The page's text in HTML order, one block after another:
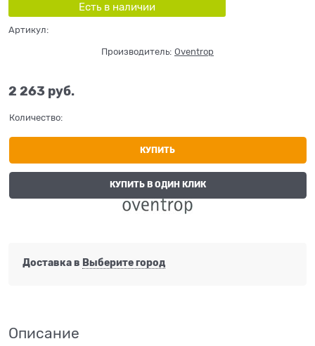
Есть в наличии
Артикул:
Производитель: Oventrop
2 263 руб.
Количество:
КУПИТЬ
КУПИТЬ В ОДИН КЛИК
Доставка в Выберите город
Описание